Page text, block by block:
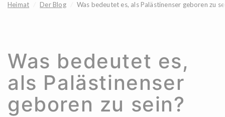
Heimat Der Blog Was bedeutet es, als Palästinenser geboren zu
Was bedeutet es,
als Palästinenser
geboren zu sein?